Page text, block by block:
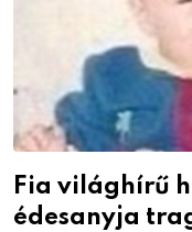
Fia világhírű
édesanyja